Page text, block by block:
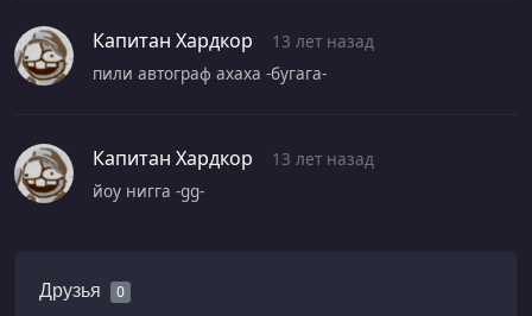
Капитан Хардкор
13 лет назад
пили автограф ахаха -бугага-
Капитан Хардкор
13 лет назад
йоу нигга -gg-
Друзья 0